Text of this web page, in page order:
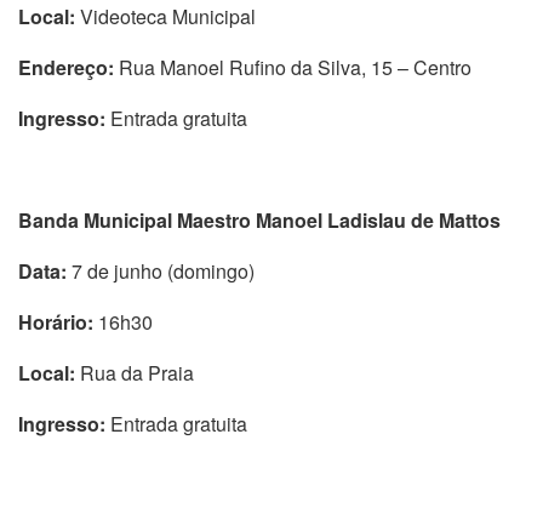
Local: Videoteca Municipal
Endereço: Rua Manoel Rufino da Silva, 15 – Centro
Ingresso: Entrada gratuita
Banda Municipal Maestro Manoel Ladislau de Mattos
Data: 7 de junho (domingo)
Horário: 16h30
Local: Rua da Praia
Ingresso: Entrada gratuita